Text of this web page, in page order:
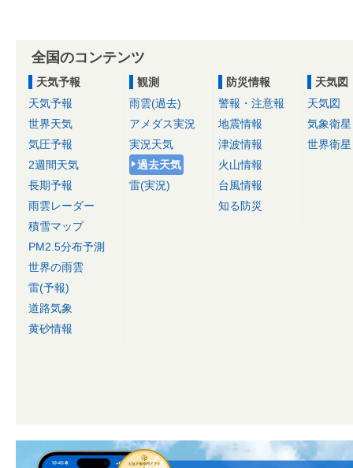
全国のコンテンツ
天気予報
天気予報
世界天気
気圧予報
2週間天気
長期予報
雨雲レーダー
積雪マップ
PM2.5分布予測
世界の雨雲
雷(予報)
道路気象
黄砂情報
観測
雨雲(過去)
アメダス実況
実況天気
過去天気
雷(実況)
防災情報
警報・注意報
地震情報
津波情報
火山情報
台風情報
知る防災
天気図
天気図
気象衛星
世界衛星